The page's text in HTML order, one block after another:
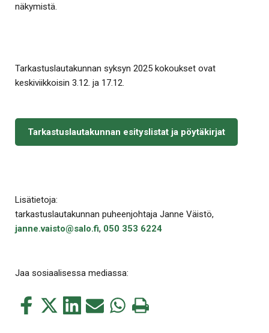
näkymistä.
Tarkastuslautakunnan syksyn 2025 kokoukset ovat
keskiviikkoisin 3.12. ja 17.12.
Tarkastuslautakunnan esityslistat ja pöytäkirjat
Lisätietoja:
tarkastuslautakunnan puheenjohtaja Janne Väistö,
janne.vaisto@salo.fi, 050 353 6224
Jaa sosiaalisessa mediassa:
Jaa
Jaa
Jaa Jaa Jaa Tulosta